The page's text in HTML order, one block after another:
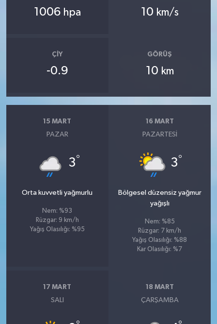
1006 hpa 10 km/s
ÇIY
-0.9
GÖRÜŞ
10 km
15 MART
PAZAR
3°
Orta kuvvetli yağmurlu
Nem: %93
Rüzgar: 9 km/h
Yağış Olasılığı: %95
16 MART
PAZARTESI
3°
Bölgesel düzensiz yağmur
yağışlı
Nem: %85
Rüzgar: 7 km/h
Yağış Olasılığı: %88
Kar Olasılığı: %7
17 MART
SALI
18 MART
ÇARŞAMBA